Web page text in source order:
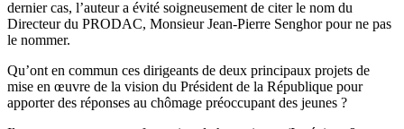
dernier cas, l’auteur a évité soigneusement de citer le nom du
Directeur du PRODAC, Monsieur Jean-Pierre Senghor pour ne pas
le nommer.
Qu’ont en commun ces dirigeants de deux principaux projets de
mise en œuvre de la vision du Président de la République pour
apporter des réponses au chômage préoccupant des jeunes ?